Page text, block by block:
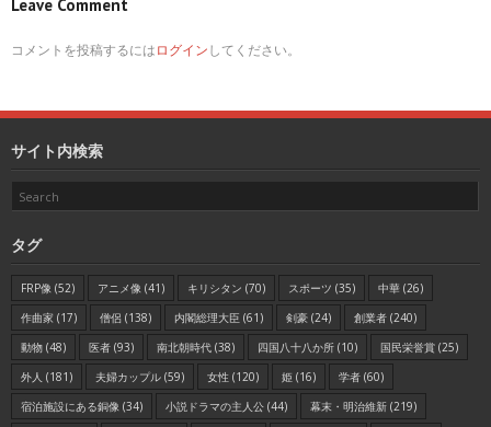
Leave Comment
コメントを投稿するにはログインしてください。
サイト内検索
タグ
FRP像 (52) アニメ像 (41) キリシタン (70) スポーツ (35) 中華 (26)
作曲家 (17) 僧侶 (138) 内閣総理大臣 (61) 剣豪 (24) 創業者 (240)
動物 (48) 医者 (93) 南北朝時代 (38) 四国八十八か所 (10) 国民栄誉賞 (25)
外人 (181) 夫婦カップル (59) 女性 (120) 姫 (16) 学者 (60)
宿泊施設にある銅像 (34) 小説ドラマの主人公 (44) 幕末・明治維新 (219)